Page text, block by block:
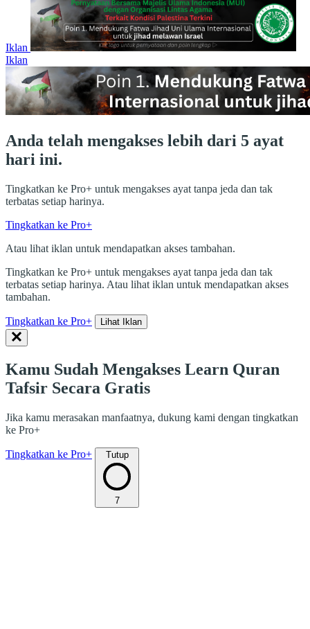
Iklan
Iklan
Anda telah mengakses lebih dari 5 ayat
hari ini.
Tingkatkan ke Pro+ untuk mengakses ayat tanpa jeda dan tak
terbatas setiap harinya.
Tingkatkan ke Pro+
Atau lihat iklan untuk mendapatkan akses tambahan.
Tingkatkan ke Pro+ untuk mengakses ayat tanpa jeda dan tak
terbatas setiap harinya. Atau lihat iklan untuk mendapatkan akses
tambahan.
Tingkatkan ke Pro+ Lihat Iklan
Kamu Sudah Mengakses Learn Quran
Tafsir Secara Gratis
Jika kamu merasakan manfaatnya, dukung kami dengan tingkatkan
ke Pro+
Tingkatkan ke Pro+ Tutup
7